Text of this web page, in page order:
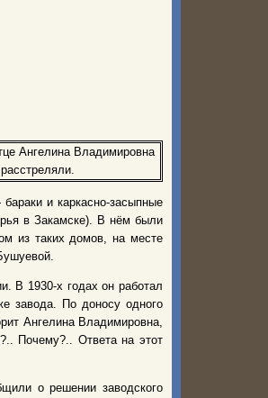
Ангелина Владимировна
и каркасно-засыпные
в Закамске). В нём были
из таких домов, на месте
В 1930-х годах он работал
завода. По доносу одного
Ангелина Владимировна,
Почему?.. Ответа на этот
о решении заводского